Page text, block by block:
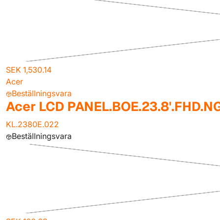
SEK 1,530.14
Acer
Beställningsvara
Acer LCD
KL.2380E.022
Beställningsvara